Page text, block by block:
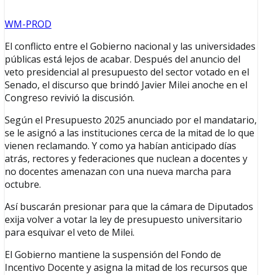
WM-PROD
El conflicto entre el Gobierno nacional y las universidades
públicas está lejos de acabar. Después del anuncio del
veto presidencial al presupuesto del sector votado en el
Senado, el discurso que brindó Javier Milei anoche en el
Congreso revivió la discusión.
Según el Presupuesto 2025 anunciado por el mandatario,
se le asignó a las instituciones cerca de la mitad de lo que
vienen reclamando. Y como ya habían anticipado días
atrás, rectores y federaciones que nuclean a docentes y
no docentes amenazan con una nueva marcha para
octubre.
Así buscarán presionar para que la cámara de Diputados
exija volver a votar la ley de presupuesto universitario
para esquivar el veto de Milei.
El Gobierno mantiene la suspensión del Fondo de
Incentivo Docente y asigna la mitad de los recursos que